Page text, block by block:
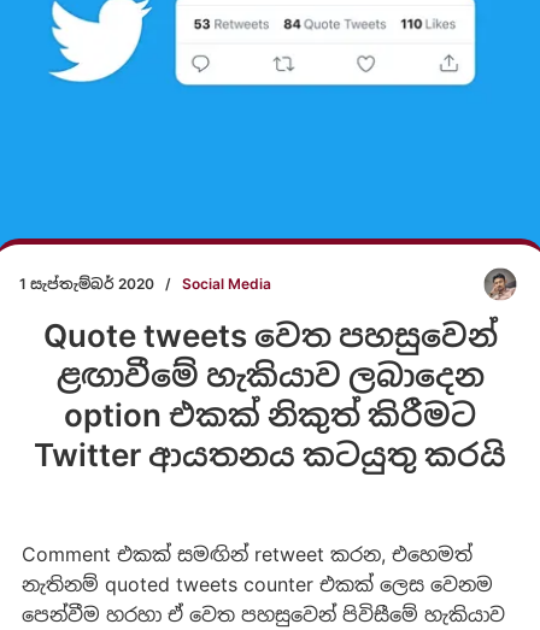
1 සැප්තැම්බර් 2020 / Social Media
Quote tweets වෙත පහසුවෙන්
ළඟාවීමේ හැකියාව ලබාදෙන
option එකක් නිකුත් කිරීමට
Twitter ආයතනය කටයුතු කරයි
Comment එකක් සමඟින් retweet කරන, එහෙමත්
නැතිනම් quoted tweets counter එකක් ලෙස වෙනම
පෙන්වීම හරහා ඒ වෙත පහසුවෙන් පිවිසීමේ හැකියාව